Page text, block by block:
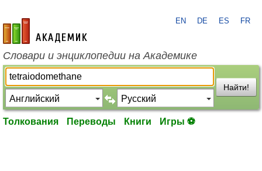
academic.ru
EN DE ES FR
Словари и энциклопедии на Академике
Найти!
Толкования Переводы Книги Игры ⚽